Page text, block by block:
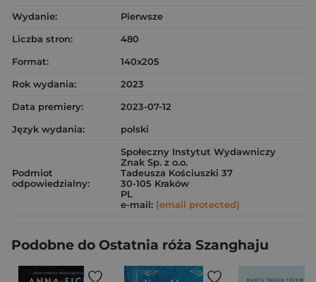
Wydanie:
Pierwsze
Liczba stron:
480
Format:
140x205
Rok wydania:
2023
Data premiery:
2023-07-12
Język wydania:
polski
Podmiot
odpowiedzialny:
Społeczny Instytut Wydawniczy
Znak Sp. z o.o.
Tadeusza Kościuszki 37
30-105 Kraków
PL
e-mail: [email protected]
Podobne do Ostatnia róża Szanghaju